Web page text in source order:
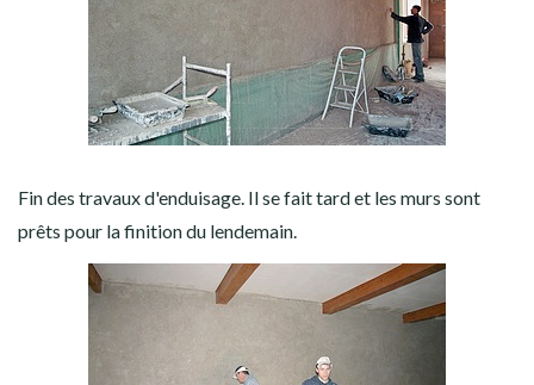
Fin des travaux d'enduisage. Il se fait tard et les murs sont
prêts pour la finition du lendemain.